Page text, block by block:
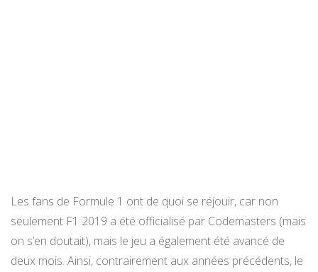
Les fans de Formule 1 ont de quoi se réjouir, car non
seulement F1 2019 a été officialisé par Codemasters (mais
on s’en doutait), mais le jeu a également été avancé de
deux mois. Ainsi, contrairement aux années précédents, le